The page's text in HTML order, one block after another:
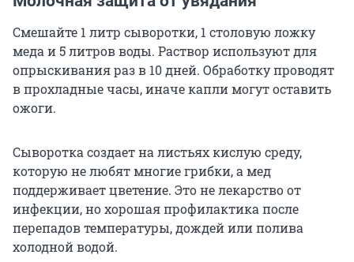
Смешайте 1 литр сыворотки, 1 столовую ложку
меда и 5 литров воды. Раствор используют для
опрыскивания раз в 10 дней. Обработку проводят
в прохладные часы, иначе капли могут оставить
ожоги.
Сыворотка создает на листьях кислую среду,
которую не любят многие грибки, а мед
поддерживает цветение. Это не лекарство от
инфекции, но хорошая профилактика после
перепадов температуры, дождей или полива
холодной водой.